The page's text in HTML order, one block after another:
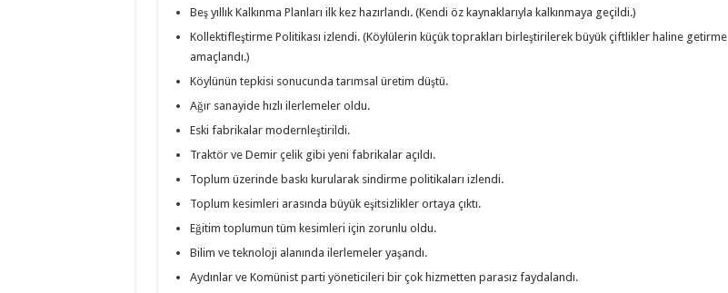
Beş yıllık Kalkınma Planları ilk kez hazırlandı. (Kendi öz kaynaklarıyla kalkınmaya geçildi.)
Kollektifleştirme Politikası izlendi. (Köylülerin küçük toprakları birleştirilerek büyük çiftlikler haline getirme
amaçlandı.)
Köylünün tepkisi sonucunda tarımsal üretim düştü.
Ağır sanayide hızlı ilerlemeler oldu.
Eski fabrikalar modernleştirildi.
Traktör ve Demir çelik gibi yeni fabrikalar açıldı.
Toplum üzerinde baskı kurularak sindirme politikaları izlendi.
Toplum kesimleri arasında büyük eşitsizlikler ortaya çıktı.
Eğitim toplumun tüm kesimleri için zorunlu oldu.
Bilim ve teknoloji alanında ilerlemeler yaşandı.
Aydınlar ve Komünist parti yöneticileri bir çok hizmetten parasız faydalandı.